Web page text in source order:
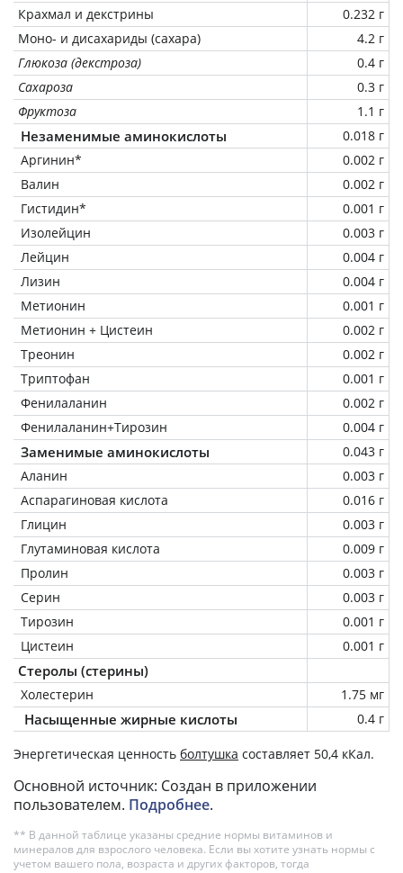
Крахмал и декстрины
0.232 г
Моно- и дисахариды (сахара)
4.2 г
Глюкоза (декстроза)
0.4 г
Сахароза
0.3 г
Фруктоза
1.1 г
Незаменимые аминокислоты
0.018 г
Аргинин*
0.002 г
Валин
0.002 г
Гистидин*
0.001 г
Изолейцин
0.003 г
Лейцин
0.004 г
Лизин
0.004 г
Метионин
0.001 г
Метионин + Цистеин
0.002 г
Треонин
0.002 г
Триптофан
0.001 г
Фенилаланин
0.002 г
Фенилаланин+Тирозин
0.004 г
Заменимые аминокислоты
0.043 г
Аланин
0.003 г
Аспарагиновая кислота
0.016 г
Глицин
0.003 г
Глутаминовая кислота
0.009 г
Пролин
0.003 г
Серин
0.003 г
Тирозин
0.001 г
Цистеин
0.001 г
Стеролы (стерины)
Холестерин 1.75 мг
Насыщенные жирные кислоты 0.4 г
Энергетическая ценность болтушка составляет 50,4 кКал.
Основной источник: Создан в приложении
пользователем. Подробнее.
** В данной таблице указаны средние нормы витаминов и
минералов для взрослого человека. Если вы хотите узнать нормы с
учетом вашего пола, возраста и других факторов, тогда